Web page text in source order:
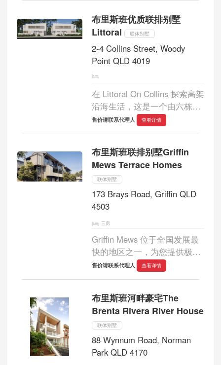
布里斯班优质联排别墅
Littoral
联体别墅
2-4 Collins Street, Woody
Point QLD 4019
在 Littoral On Collins 探索高架
沿海生活，这是一个由六栋优
质联排别墅组成的建筑设计系
售价请联系代理人 查看详情
布里斯班联排别墅Griffin
Mews Terrace Homes
联体别墅
173 Brays Road, Griffin QLD
4503
三房
Griffin Mews 位于全国发展最
快的地区之一，为您提供极致
的生活方式选择。这里拥有度
假式泳池、烧烤区、儿童游乐
乐设施，让您每天回家都如同
度假一般惬...
售价请联系代理人 查看详情
布里斯班河畔豪宅The
Brenta Rivera River House
联体别墅
88 Wynnum Road, Norman
Park QLD 4170